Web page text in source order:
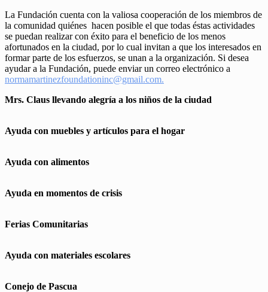
La Fundación cuenta con la valiosa cooperación de los miembros de
la comunidad quiénes hacen posible el que todas éstas actividades
se puedan realizar con éxito para el beneficio de los menos
afortunados en la ciudad, por lo cual invitan a que los interesados en
formar parte de los esfuerzos, se unan a la organización. Si desea
ayudar a la Fundación, puede enviar un correo electrónico a
normamartinezfoundationinc@gmail.com.
Mrs. Claus llevando alegría a los niños de la ciudad
Ayuda con muebles y artículos para el hogar
Ayuda con alimentos
Ayuda en momentos de crisis
Ferias Comunitarias
Ayuda con materiales escolares
Conejo de Pascua